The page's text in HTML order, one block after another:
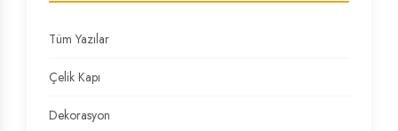
Tüm Yazılar
Çelik Kapı
Dekorasyon